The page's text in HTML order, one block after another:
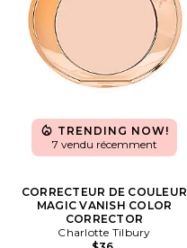
TRENDING NOW!
7 vendu récemment
CORRECTEUR DE COULEUR
MAGIC VANISH COLOR
CORRECTOR
Charlotte Tilbury